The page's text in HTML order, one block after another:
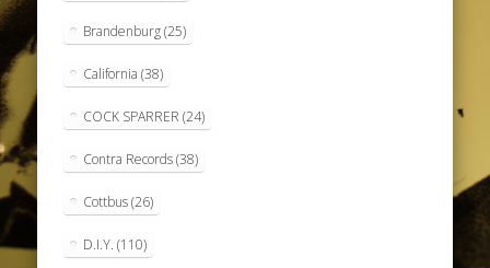
Brandenburg(25)
California (38)
COCK SPARRER (24)
Contra Records(38)
Cottbus(26)
D.I.Y. (110)